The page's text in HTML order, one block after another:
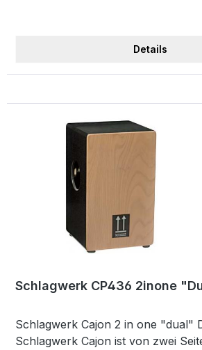
beliebtesten Rhythmus-
Sound. Schlagwerk Cajon la Peru
furnier Korpus: 7 Lagen Gabun
Schlagfläche Cosmic Burl Funier
Gabun Abmessungen: 30 x 30 x
Bass, sehr präsente Höhen - "die
Cajonboden befindlichen
können die Snare Saiten gestimmt
Details
Schlagwerk CP436 2inone
Schlagwerk Cajon 2 in one "dual"
Schlagwerk Cajon ist von zwei